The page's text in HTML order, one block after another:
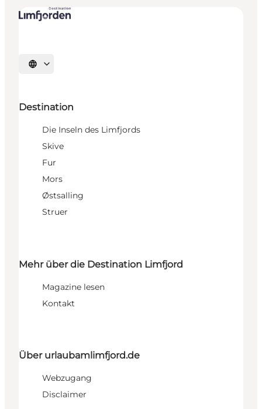
Sprache auswählen
Destination
Die Inseln des Limfjords
Skive
Fur
Mors
Østsalling
Struer
Mehr über die Destination Limfjord
Magazine lesen
Kontakt
Über urlaubamlimfjord.de
Webzugang
Disclaimer